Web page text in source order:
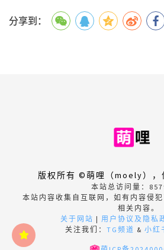
分享到：
版权所有 ©萌哩（moely），
本站总访问量：
本站内容收集自互联网，如有内容侵
相关内容。
关于网站 | 用户协议及隐私
关注我们： TG频道 & 小红